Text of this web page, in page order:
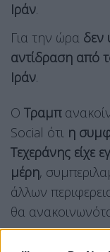
Ιράν.
Για την ώρα δεν
αντίδραση από
Ιράν.
Ο Τραμπ
Social ότι η
Τεχεράνης είχε
μέρη,
άλλων
θα